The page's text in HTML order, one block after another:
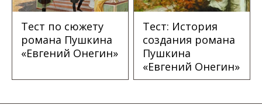
Тест по сюжету
романа Пушкина
«Евгений Онегин»
Тест: История
создания романа
Пушкина
«Евгений Онегин»